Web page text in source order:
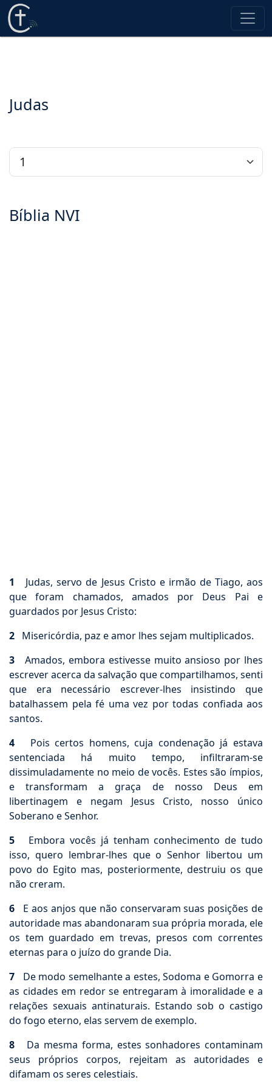
Judas
Bíblia NVI
1 Judas, servo de Jesus Cristo e irmão de Tiago, aos
que foram chamados, amados por Deus Pai e
guardados por Jesus Cristo:
2 Misericórdia, paz e amor lhes sejam multiplicados.
3 Amados, embora estivesse muito ansioso por lhes
escrever acerca da salvação que compartilhamos, senti
que era necessário escrever-lhes insistindo que
batalhassem pela fé uma vez por todas confiada aos
santos.
4 Pois certos homens, cuja condenação já estava
sentenciada há muito tempo, infiltraram-se
dissimuladamente no meio de vocês. Estes são ímpios,
e transformam a graça de nosso Deus em
libertinagem e negam Jesus Cristo, nosso único
Soberano e Senhor.
5 Embora vocês já tenham conhecimento de tudo
isso, quero lembrar-lhes que o Senhor libertou um
povo do Egito mas, posteriormente, destruiu os que
não creram.
6 E aos anjos que não conservaram suas posições de
autoridade mas abandonaram sua própria morada, ele
os tem guardado em trevas, presos com correntes
eternas para o juízo do grande Dia.
7 De modo semelhante a estes, Sodoma e Gomorra e
as cidades em redor se entregaram à imoralidade e a
relações sexuais antinaturais. Estando sob o castigo
do fogo eterno, elas servem de exemplo.
8 Da mesma forma, estes sonhadores contaminam
seus próprios corpos, rejeitam as autoridades e
difamam os seres celestiais.